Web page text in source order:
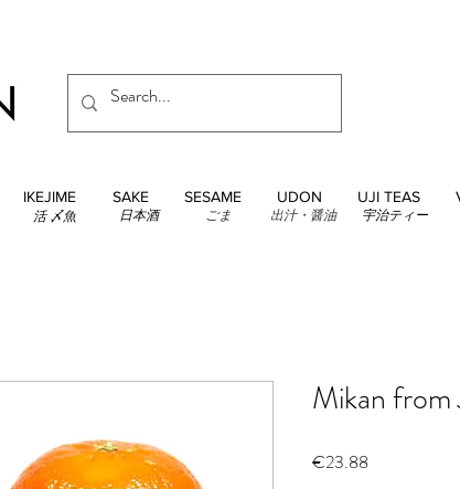
IKEJIME SAKE SESAME UDON UJI TEAS
日本酒 出汁・醤油
ごま 宇治ティー
活 〆魚
Mikan from
€23.88Price